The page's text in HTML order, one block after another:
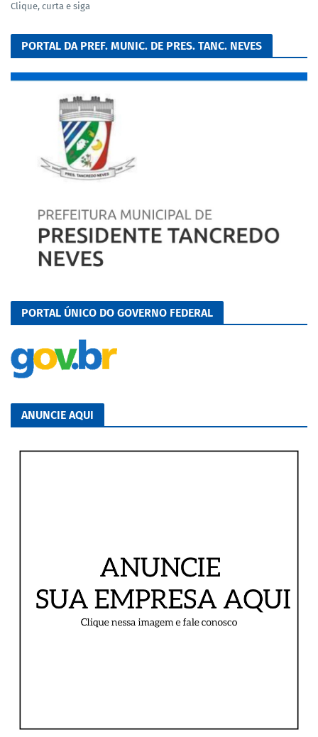
Clique, curta e siga
PORTAL DA PREF. MUNIC. DE PRES. TANC. NEVES
PORTAL ÚNICO DO GOVERNO FEDERAL
ANUNCIE AQUI